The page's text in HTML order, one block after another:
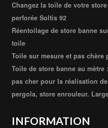
Changez la toile de votre
perforée Soltis 92
Réentoilage de store banne
toile
Toile sur mesure et pas
Toile de store banne au
pas cher pour la réalisation
pergola, store enrouleur.
INFORMATION